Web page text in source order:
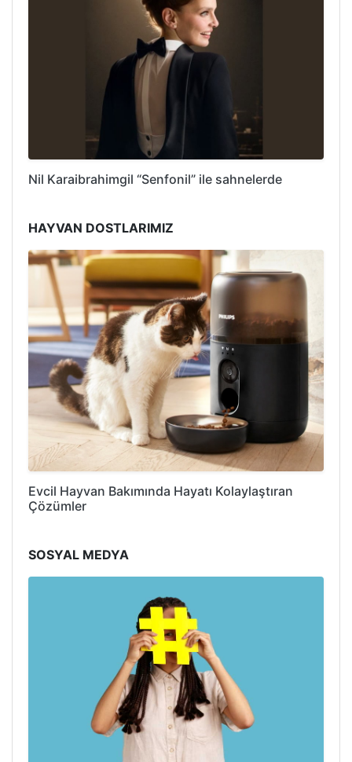
Nil Karaibrahimgil “Senfonil” ile sahnelerde
HAYVAN DOSTLARIMIZ
Evcil Hayvan Bakımında Hayatı Kolaylaştıran
Çözümler
SOSYAL MEDYA